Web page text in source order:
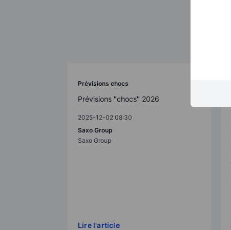
Prévisions chocs
Prévisions "chocs" 2026
2025-12-02 08:30
Saxo Group
Saxo Group
Lire l'article